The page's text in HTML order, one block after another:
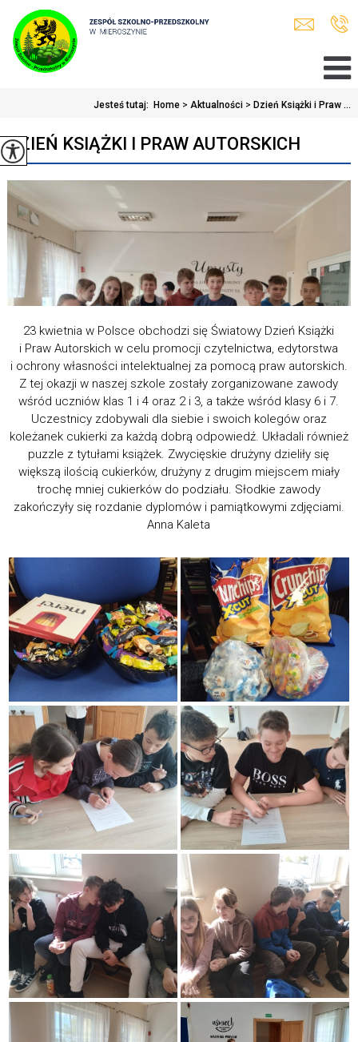
Jesteś tutaj: Home > Aktualności > Dzień Książki i Praw ...
DZIEŃ KSIĄŻKI I PRAW AUTORSKICH
23 kwietnia w Polsce obchodzi się Światowy Dzień Książki
i Praw Autorskich w celu promocji czytelnictwa, edytorstwa
i ochrony własności intelektualnej za pomocą praw autorskich.
Z tej okazji w naszej szkole zostały zorganizowane zawody
wśród uczniów klas 1 i 4 oraz 2 i 3, a także wśród klasy 6 i 7.
Uczestnicy zdobywali dla siebie i swoich kolegów oraz
koleżanek cukierki za każdą dobrą odpowiedź. Układali również
puzzle z tytułami książek. Zwycięskie drużyny dzieliły się
większą ilością cukierków, drużyny z drugim miejscem miały
trochę mniej cukierków do podziału. Słodkie zawody
zakończyły się rozdanie dyplomów i pamiątkowymi zdjęciami.
Anna Kaleta